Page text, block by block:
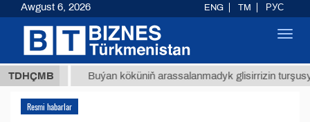
TDHÇMBBuýan köküniň arassalanmadyk glisirrizin turşusy (t.)
Resmi habarlar
Awgust 6, 2026 ENG TM РУС